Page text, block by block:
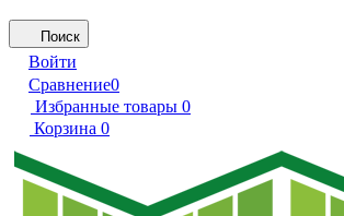
Поиск
Войти
Сравнение0
Избранные товары 0
Корзина 0